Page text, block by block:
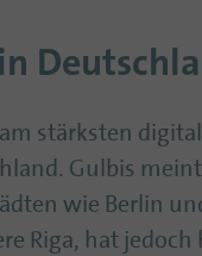
stärksten
Gulbis
wie Berlin
Riga, hat